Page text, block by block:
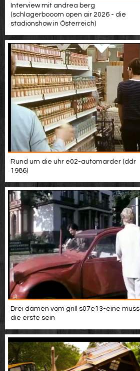
Interview mit andrea berg
(schlagerbooom open air 2026 - die
stadionshow in Österreich)
Rund um die uhr e02-automarder (ddr
1986)
Drei damen vom grill s07e13-eine muss
die erste sein